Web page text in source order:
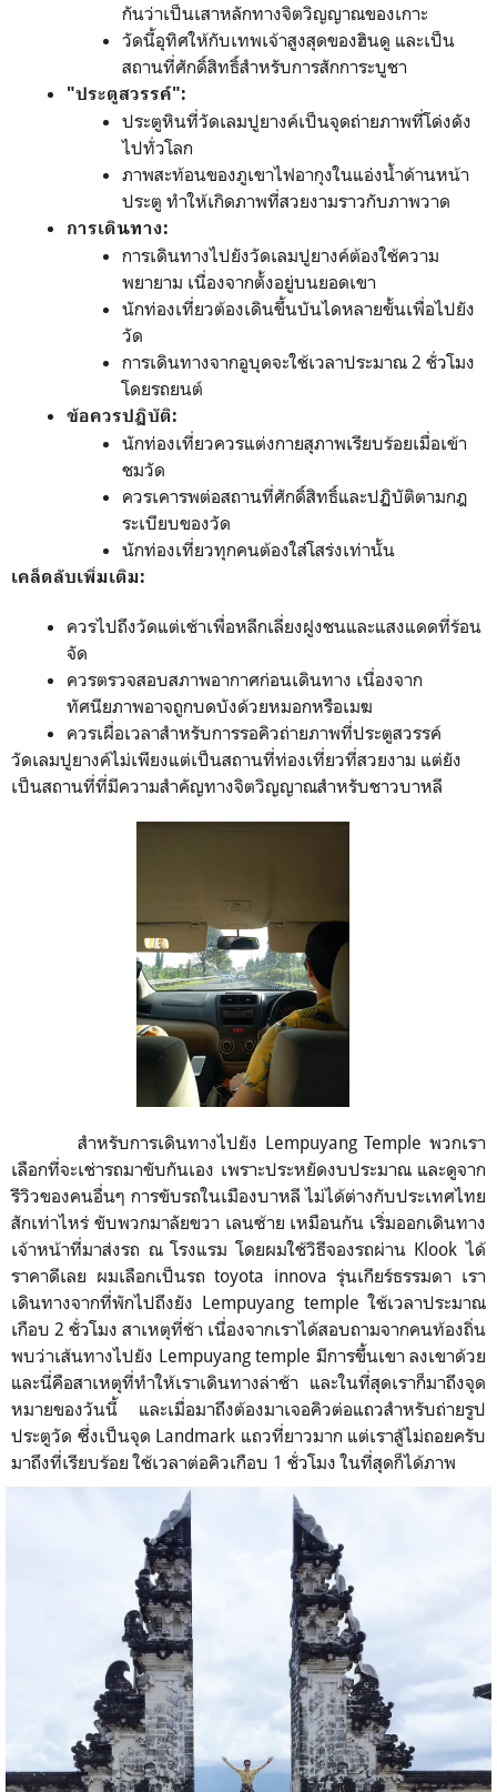
กันว่าเป็นเสาหลักทางจิตวิญญาณของเกาะ
วัดนี้อุทิศให้กับเทพเจ้าสูงสุดของฮินดู และเป็น
สถานที่ศักดิ์สิทธิ์สำหรับการสักการะบูชา
"ประตูสวรรค์":
ประตูหินที่วัดเลมปูยางค์เป็นจุดถ่ายภาพที่โด่งดัง
ไปทั่วโลก
ภาพสะท้อนของภูเขาไฟอากุงในแอ่งน้ำด้านหน้า
ประตู ทำให้เกิดภาพที่สวยงามราวกับภาพวาด
การเดินทาง:
การเดินทางไปยังวัดเลมปูยางค์ต้องใช้ความ
พยายาม เนื่องจากตั้งอยู่บนยอดเขา
นักท่องเที่ยวต้องเดินขึ้นบันไดหลายขั้นเพื่อไปยัง
วัด
การเดินทางจากอูบุดจะใช้เวลาประมาณ 2 ชั่วโมง
โดยรถยนต์
ข้อควรปฏิบัติ:
นักท่องเที่ยวควรแต่งกายสุภาพเรียบร้อยเมื่อเข้า
ชมวัด
ควรเคารพต่อสถานที่ศักดิ์สิทธิ์และปฏิบัติตามกฎ
ระเบียบของวัด
นักท่องเที่ยวทุกคนต้องใส่โสร่งเท่านั้น
เคล็ดลับเพิ่มเติม:
ควรไปถึงวัดแต่เช้าเพื่อหลีกเลี่ยงฝูงชนและแสงแดดที่ร้อน
จัด
ควรตรวจสอบสภาพอากาศก่อนเดินทาง เนื่องจาก
ทัศนียภาพอาจถูกบดบังด้วยหมอกหรือเมฆ
ควรเผื่อเวลาสำหรับการรอคิวถ่ายภาพที่ประตูสวรรค์
วัดเลมปูยางค์ไม่เพียงแต่เป็นสถานที่ท่องเที่ยวที่สวยงาม แต่ยัง
เป็นสถานที่ที่มีความสำคัญทางจิตวิญญาณสำหรับชาวบาหลี
สำหรับการเดินทางไปยัง Lempuyang Temple พวกเรา
เลือกที่จะเช่ารถมาขับกันเอง เพราะประหยัดงบประมาณ และดูจาก
รีวิวของคนอื่นๆ การขับรถในเมืองบาหลี ไม่ได้ต่างกับประเทศไทย
สักเท่าไหร่ ขับพวกมาลัยขวา เลนซ้าย เหมือนกัน เริ่มออกเดินทาง
เจ้าหน้าที่มาส่งรถ ณ โรงแรม โดยผมใช้วิธีจองรถผ่าน Klook ได้
ราคาดีเลย ผมเลือกเป็นรถ toyota innova รุ่นเกียร์ธรรมดา เรา
เดินทางจากที่พักไปถึงยัง Lempuyang temple ใช้เวลาประมาณ
เกือบ 2 ชั่วโมง สาเหตุที่ช้า เนื่องจากเราได้สอบถามจากคนท้องถิ่น
พบว่าเส้นทางไปยัง Lempuyang temple มีการขึ้นเขา ลงเขาด้วย
และนี่คือสาเหตุที่ทำให้เราเดินทางล่าช้า และในที่สุดเราก็มาถึงจุด
หมายของวันนี้ และเมื่อมาถึงต้องมาเจอคิวต่อแถวสำหรับถ่ายรูป
ประตูวัด ซึ่งเป็นจุด Landmark แถวที่ยาวมาก แต่เราสู้ไม่ถอยครับ
มาถึงที่เรียบร้อย ใช้เวลาต่อคิวเกือบ 1 ชั่วโมง ในที่สุดก็ได้ภาพ